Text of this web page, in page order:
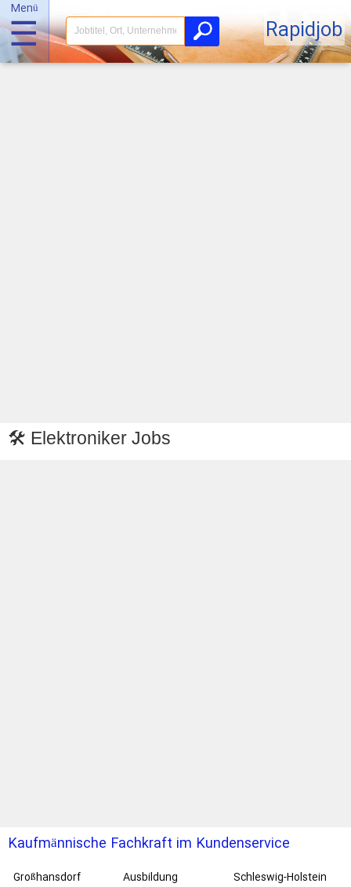
Menü
☰ Rapidjob
🛠️ Elektroniker Jobs
Kaufmännische Fachkraft im Kundenservice
Großhansdorf Ausbildung
Schleswig-Holstein